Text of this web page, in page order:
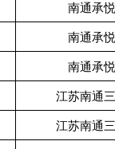
南通承
南通承
南通承
江苏南通
江苏南通